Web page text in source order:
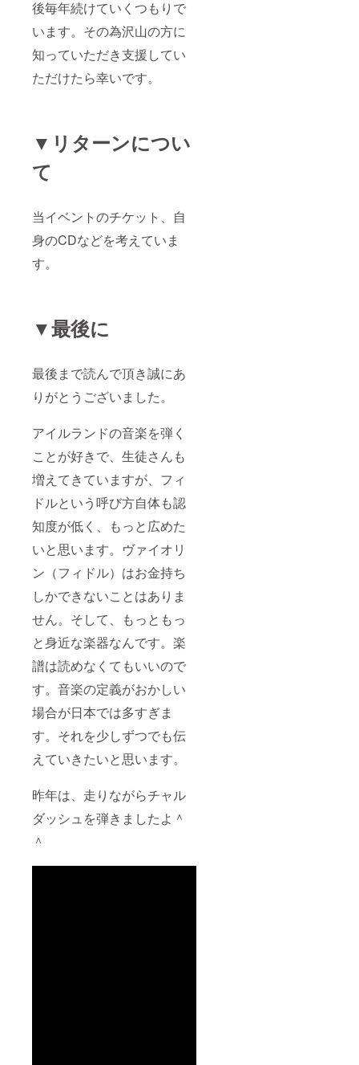
後毎年続けていくつもりで
います。その為沢山の方に
知っていただき支援してい
ただけたら幸いです。
▼リターンについ
て
当イベントのチケット、自
身のCDなどを考えていま
す。
▼最後に
最後まで読んで頂き誠にあ
りがとうございました。
アイルランドの音楽を弾く
ことが好きで、生徒さんも
増えてきていますが、フィ
ドルという呼び方自体も認
知度が低く、もっと広めた
いと思います。ヴァイオリ
ン（フィドル）はお金持ち
しかできないことはありま
せん。そして、もっともっ
と身近な楽器なんです。楽
譜は読めなくてもいいので
す。音楽の定義がおかしい
場合が日本では多すぎま
す。それを少しずつでも伝
えていきたいと思います。
昨年は、走りながらチャル
ダッシュを弾きましたよ＾
＾